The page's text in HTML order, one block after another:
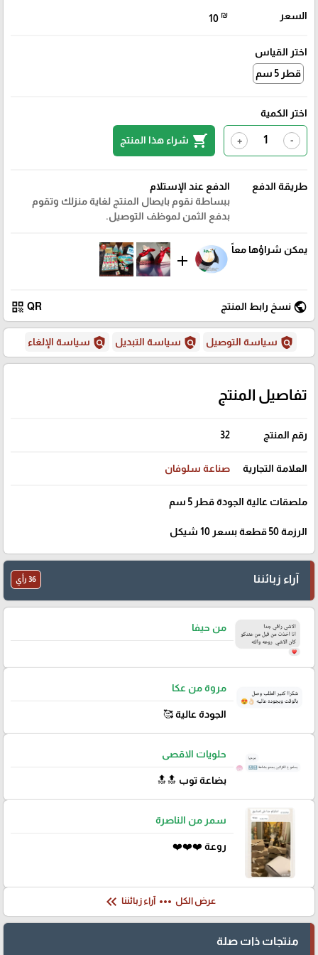
السعر 10 ₪
اختر القياس
قطر 5 سم
اختر الكمية
-
+
shopping_cart شراء هذا المنتج
طريقة الدفع
الدفع عند الإستلام
ببساطة نقوم بايصال المنتج لغاية منزلك وتقوم
بدفع الثمن لموظف التوصيل.
يمكن شراؤها معاً
add
public نسخ رابط المنتج QR
qr_code
policy سياسة التوصيل policy سياسة التبديل policy سياسة الإلغاء
تفاصيل المنتج
رقم المنتج 32
العلامة التجارية صناعة سلوفان
ملصقات عالية الجودة قطر 5 سم
الرزمة 50 قطعة بسعر 10 شيكل
آراء زبائننا 36 رأي
من حيفا
مروة من عكا
الجودة عالية 🥰
حلويات الاقصى
بضاعة توب 🔝🔝
سمر من الناصرة
روعة ❤️❤️❤️
عرض الكل more_horiz آراء زبائننا keyboard_double_arrow_left
منتجات ذات صلة